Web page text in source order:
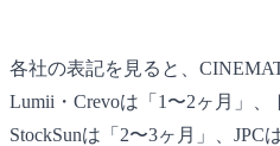
各社の表記を見ると、
Lumii・Crevoは「1〜2ヶ月」、
StockSunは「2〜3ヶ月」、JPC